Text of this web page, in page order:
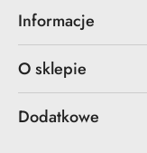
Informacje
O sklepie
Dodatkowe